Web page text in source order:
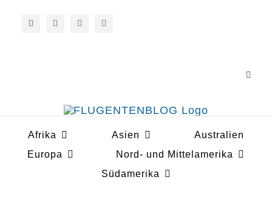
Toggle
Afrika Asien
Australien
Europa
Nord- und Mittelamerika
Südamerika